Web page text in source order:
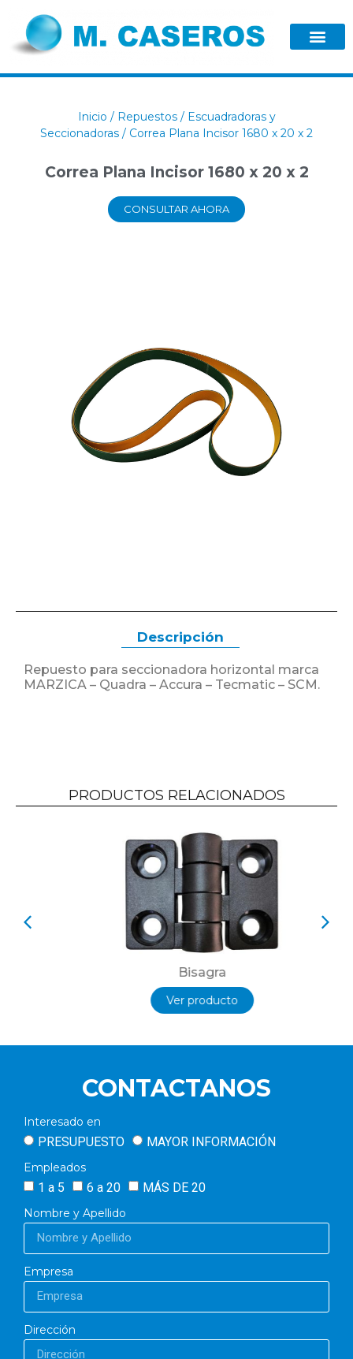
Inicio / Repuestos/ Escuadradoras y
Seccionadoras / Correa Plana Incisor 1680 x 20 x 2
Correa Plana Incisor 1680 x 20 x 2
CONSULTAR AHORA
Descripción
Repuesto para seccionadora horizontal marca
MARZICA – Quadra – Accura – Tecmatic – SCM.
PRODUCTOS RELACIONADOS
Bisagra
Ver producto
CONTACTANOS
Interesado en
PRESUPUESTO MAYOR INFORMACIÓN
Empleados
1 a 5 6 a 20 MÁS DE 20
Nombre y Apellido
Empresa
Dirección